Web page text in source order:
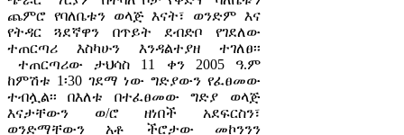
ጨምሮ የባለቤቱን ወላጅ እናት፣ ወንድም እና
የትዳር ጓደኛዋን በጥይት ደብድቦ የገደለው
ተጠርጣሪ እስካሁን እንዳልተያዘ ተገለፀ፡፡
ተጠርጣሪው ታህሳስ 11 ቀን 2005 ዓ.ም
ከምሽቱ 1፡30 ገደማ ነው ግድያውን የፈፀመው
ተብሏል፡፡ በእለቱ በተፈፀመው ግድያ ወላጅ
እናታቸውን ወ/ሮ ዘነበች አደፍርስን፣
ወንድማቸውን አቶ ችሮታው መኮንንን